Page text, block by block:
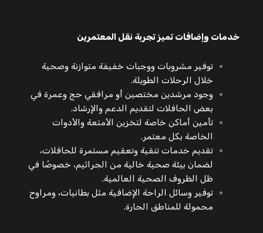
خدمات وإضافات تميز تجربة نقل المعتمرين
توفير مشروبات ووجبات خفيفة متوازنة وصحية
خلال الرحلات الطويلة.
وجود مرشدين مختصين أو مرافقي حج وعمرة في
بعض الحافلات لتقديم الدعم والإرشاد.
تأمين أماكن خاصة لتخزين الأمتعة والأدوات
الخاصة بكل معتمر.
تقديم خدمات تنقية وتعقيم مستمرة للحافلات،
لضمان بيئة صحية خالية من الجراثيم، خصوصًا في
ظل الظروف الصحية العالمية.
توفير وسائل الراحة الإضافية مثل بطانيات، ومراوح
محمولة للمناطق الحارة.